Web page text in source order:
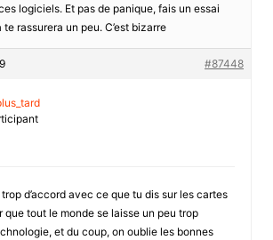
logiciels. Et pas de panique, fais un essai
rassurera un peu. C’est bizarre
#87448
trop d’accord avec ce que tu dis sur les cartes
que tout le monde se laisse un peu trop
et du coup, on oublie les bonnes